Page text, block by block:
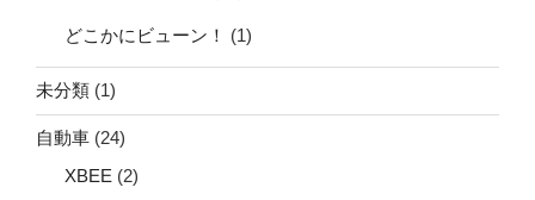
どこかにビューン！ (1)
未分類 (1)
自動車 (24)
XBEE (2)